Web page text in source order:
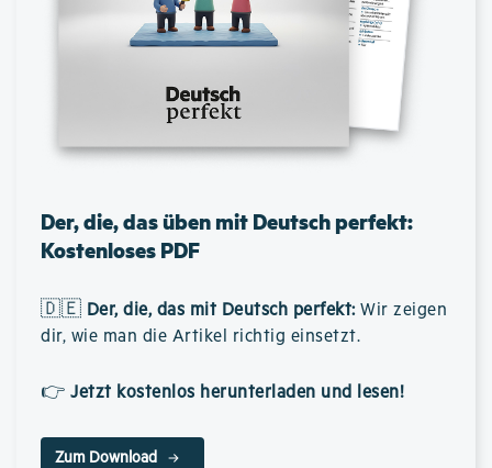
Der, die, das üben mit Deutsch perfekt:
Kostenloses PDF
🇩🇪 Der, die, das mit Deutsch perfekt: Wir zeigen
dir, wie man die Artikel richtig einsetzt.
👉 Jetzt kostenlos herunterladen und lesen!
Zum Download